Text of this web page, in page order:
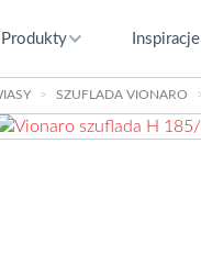
Produkty Inspiracje
SZUFLADA VIONARO